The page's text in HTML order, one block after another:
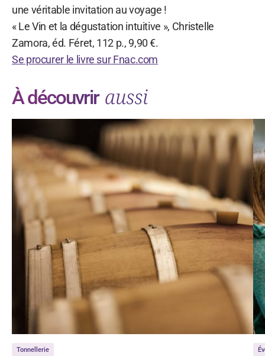
une véritable invitation au voyage !
« Le Vin et la dégustation intuitive », Christelle
Zamora, éd. Féret, 112 p., 9,90 €.
Se procurer le livre sur Fnac.com
À découvrir aussi
Tonnellerie